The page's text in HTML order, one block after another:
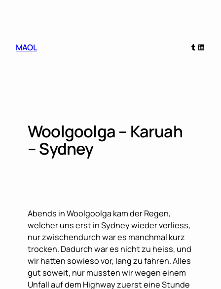
MAOL
Tumblr
Woolgoolga – Karuah
– Sydney
Abends in Woolgoolga kam der Regen,
welcher uns erst in Sydney wieder verliess,
nur zwischendurch war es manchmal kurz
trocken. Dadurch war es nicht zu heiss, und
wir hatten sowieso vor, lang zu fahren. Alles
gut soweit, nur mussten wir wegen einem
Unfall auf dem Highway zuerst eine Stunde